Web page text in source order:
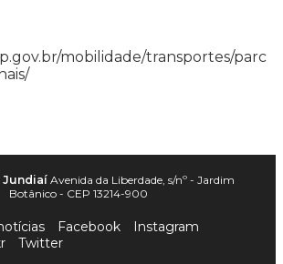
mobilidade/transportes/parc
Jundiaí Avenida da Liberdade, s/nº - Jardim
Botânico - CEP 13214-900
Facebook
Instagram
Twitter